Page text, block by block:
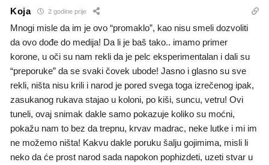
Koja 2 godine prije
Mnogi misle da im je ovo “promaklo”, kao nisu smeli dozvoliti
da ovo dođe do medija! Da li je baš tako.. imamo primer
korone, u oči su nam rekli da je pelc eksperimentalan i dali su
“preporuke” da se svaki čovek ubode! Jasno i glasno su sve
rekli, ništa nisu krili i narod je pored svega toga izrečenog ipak,
zasukanog rukava stajao u koloni, po kiši, suncu, vetru! Ovi
tuneli, ovaj snimak dakle samo pokazuje koliko su moćni,
pokažu nam to bez da trepnu, krvav madrac, neke lutke i mi im
ne možemo ništa! Kakvu dakle poruku šalju gojimima, misli li
neko da će prost narod sada napokon pophizdeti, uzeti stvar u